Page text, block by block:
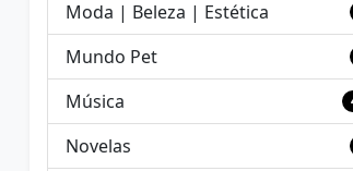
Moda | Beleza | Estética
Mundo Pet
Música
Novelas